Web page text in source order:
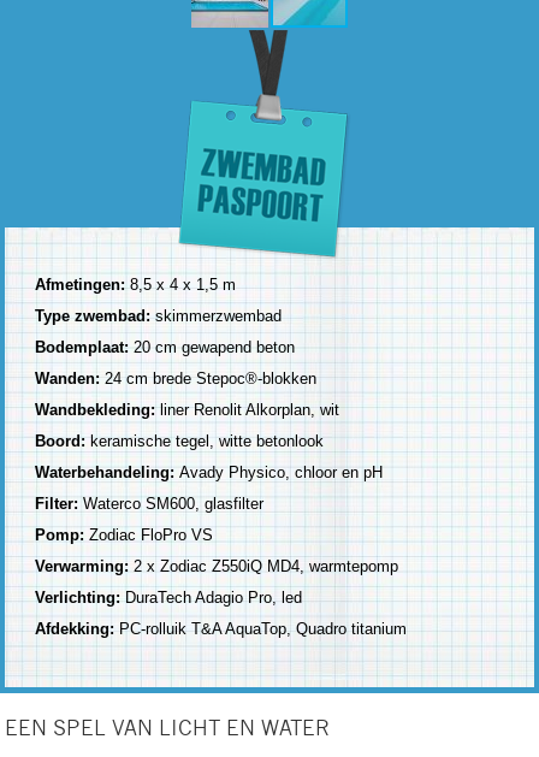
Afmetingen:8,5 x 4 x 1,5 m
Type zwembad:skimmerzwembad
Bodemplaat: 20 cm gewapend beton
Wanden: 24 cm brede Stepoc®-blokken
Wandbekleding:liner Renolit Alkorplan, wit
Boord:keramische tegel, witte betonlook
Waterbehandeling:Avady Physico, chloor en pH
Filter:Waterco SM600, glasfilter
Pomp:Zodiac FloPro VS
Verwarming: 2 x Zodiac Z550iQ MD4, warmtepomp
Verlichting:DuraTech Adagio Pro, led
Afdekking:PC-rolluik T&A AquaTop, Quadro titanium
EEN SPEL VAN LICHT EN WATER